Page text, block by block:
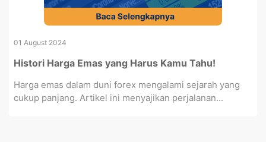
01 August 2024
Histori Harga Emas yang Harus Kamu Tahu!
Harga emas dalam duni forex mengalami sejarah yang
cukup panjang. Artikel ini menyajikan perjalanan...